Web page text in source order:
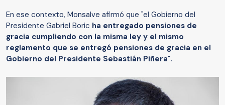
En ese contexto, Monsalve afirmó que "el Gobierno del
Presidente Gabriel Boric ha entregado pensiones de
gracia cumpliendo con la misma ley y el mismo
reglamento que se entregó pensiones de gracia en el
Gobierno del Presidente Sebastián Piñera".